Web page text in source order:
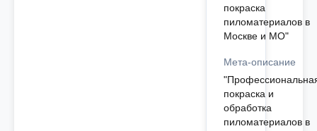
покраска
пиломатериалов в
Москве и МО"
Мета-описание
покраска и
обработка
пиломатериалов в